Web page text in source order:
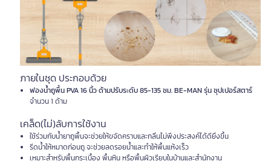
ภายในชุด ประกอบด้วย
ฟองน้ำถูพื้น PVA 16 นิ้ว ด้ามปรับระดับ 85-135 ซม. BE-MAN รุ่น ซุปเปอร์สตาร์
จำนวน 1 ด้าม
เคล็ด(ไม่)ลับการใช้งาน
ใช้ร่วมกับน้ำยาถูพื้นจะช่วยให้ขจัดคราบและกลิ่นไม่พึงประสงค์ได้ดียิ่งขึ้น
รีดน้ำให้หมาดก่อนถู จะช่วยลดรอยน้ำและทำให้พื้นแห้งเร็ว
เหมาะสำหรับพื้นกระเบื้อง พื้นหิน หรือพื้นผิวเรียบในบ้านและสำนักงาน